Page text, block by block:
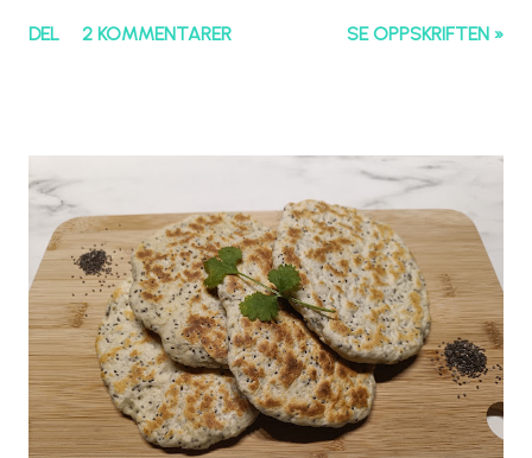
DEL 2 KOMMENTARER SE OPPSKRIFTEN »